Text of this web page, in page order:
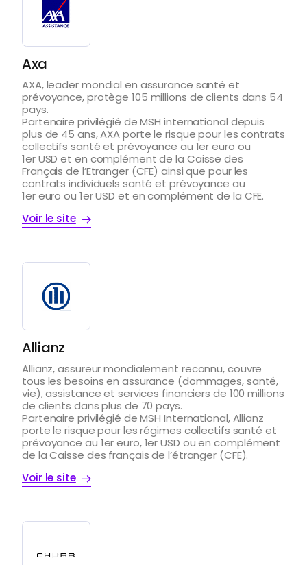
Axa
AXA, leader mondial en assurance santé et
prévoyance, protège 105 millions de clients dans 54
pays.
Partenaire privilégié de MSH international depuis
plus de 45 ans, AXA porte le risque pour les contrats
collectifs santé et prévoyance au 1er euro ou
1er USD et en complément de la Caisse des
Français de l’Etranger (CFE) ainsi que pour les
contrats individuels santé et prévoyance au
1er euro ou 1er USD et en complément de la CFE.
Voir le site
Allianz
Allianz, assureur mondialement reconnu, couvre
tous les besoins en assurance (dommages, santé,
vie), assistance et services financiers de 100 millions
de clients dans plus de 70 pays.
Partenaire privilégié de MSH International, Allianz
porte le risque pour les régimes collectifs santé et
prévoyance au 1er euro, 1er USD ou en complément
de la Caisse des français de l’étranger (CFE).
Voir le site